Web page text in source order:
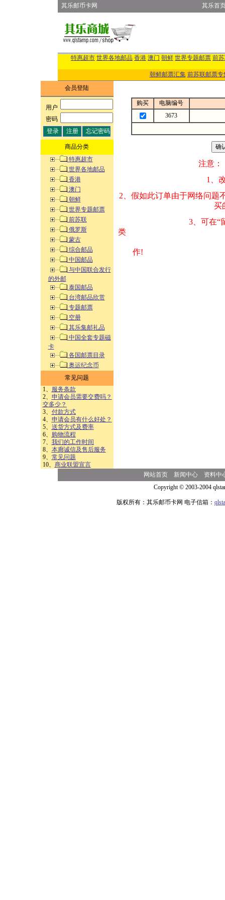
其乐邮币卡网 其乐首
特惠超市 世界各地邮品 香港 澳门 朝鲜 世界专题邮票 前
朝鲜邮票汇集 前苏联邮票专
会员登陆
用户:
密码:
商品分类
特惠超市
世界各地邮品
香港
澳门
朝鲜
世界专题邮票
前苏联
俄罗斯
蒙古
综合邮品
中国邮品
与中国联合发行
的外邮
泰国邮品
台湾邮品欣赏
专题邮票
空册
其乐集邮礼品
中国全套专题磁
卡
各国邮票目录
奥运纪念币
常见问题
1、
服务条款
2、 申请会员需要交费吗？
交多少？
3、 付款方式
4、 申请会员有什么好处？
5、 送货方式及费率
6、
购物流程
7、 我们的工作时间
8、 本廊诚信及售后服务
9、 常见问题
10、 商业联盟宣言
购买
电脑编号
3673
注意：
1、改变商品数量
2、假如此订单由
买的邮品的“
3、可在“
类 方式告之
作!
网站首页 新闻中心
资料中
Copyright © 2003-2004
版权所有：其乐邮币卡网 电子信箱：